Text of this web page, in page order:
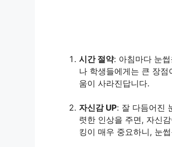
시간 절약: 아침마다 눈
나 학생들에게는 큰 장
움이 사라진답니다.
자신감 UP: 잘 다듬어진
렷한 인상을 주면, 자신
킹이 매우 중요하니, 눈